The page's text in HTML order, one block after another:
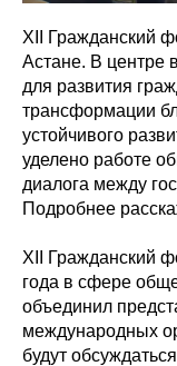
XII Гражданский
Астане. В
для развития
трансформации
устойчивого
уделено работе
диалога между
Подробнее
XII Гражданский
года в сфере
объединил
международных
будут